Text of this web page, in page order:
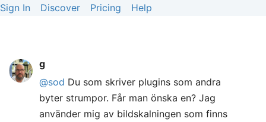
Sign In Discover Pricing Help
g
@sod Du som skriver plugins som andra
byter strumpor. Får man önska en? Jag
använder mig av bildskalningen som finns